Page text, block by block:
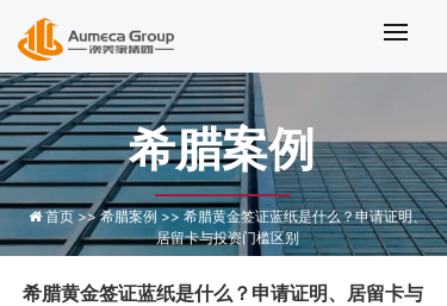
希腊黄金签证蓝纸是什么：
首页 >>希腊案例 >> 希腊黄金签证蓝纸是什么？申请证明、
居留卡与投资门槛区别
希腊案例
希腊黄金签证蓝纸是什么？申请证明、居留卡与